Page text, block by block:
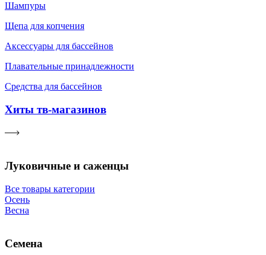
Шампуры
Щепа для копчения
Аксессуары для бассейнов
Плавательные принадлежности
Средства для бассейнов
Хиты тв-магазинов
Луковичные и саженцы
Все товары категории
Осень
Весна
Семена